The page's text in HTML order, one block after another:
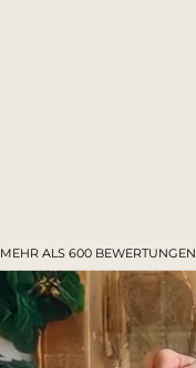
MEHR ALS 600 BEWERTUNGEN